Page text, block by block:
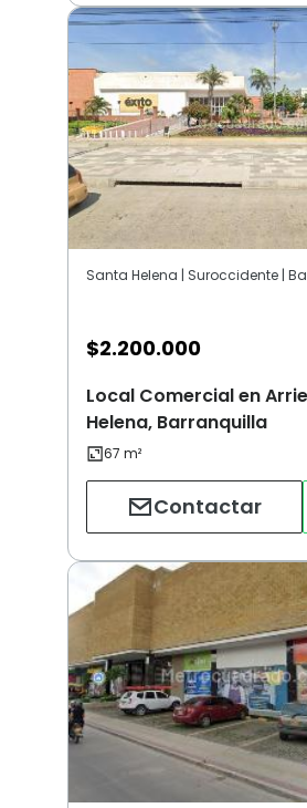
Santa Helena | Suroccidente |
$2.200.000
Local Comercial en
Helena, Barranquilla
Contactar